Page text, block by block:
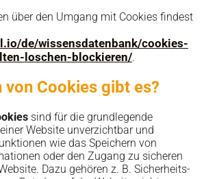
über den Umgang mit Cookies findest
de/wissensdatenbank/cookies-
loschen-blockieren/.
von Cookies gibt es?
sind für die grundlegende
Website unverzichtbar und
wie das Speichern von
oder den Zugang zu sicheren
Dazu gehören z. B. Sicherheits-